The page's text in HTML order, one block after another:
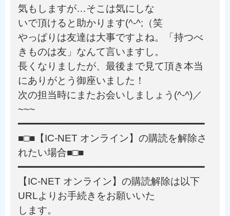
気もしますが…そこは気にしな
いで頂けると助かります(^-^;（笑
やっぱりは友達は大事ですよね。「持つべ
きものは友」なんて言いますし。
長くなりましたが、最後まで見て頂き本当
にありがとう御座いました！
次の担当時にまたお会いしましょう(^-^)／
~~~
━━━━━━━━━━━━━━━━━━━━━━━━━━━━━━━━━
■□■【IC-NET オンライン】の購読を解除さ
れたい場合■□■
━━━━━━━━━━━━━━━━━━━━━━━━━━━━━━━━━
【IC-NET オンライン】の購読解除は以下
URLよりお手続きをお願いいた
します。